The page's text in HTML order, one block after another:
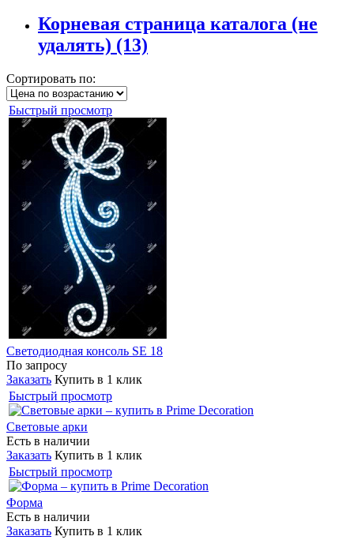
Корневая страница каталога (не
удалять) (13)
Сортировать по:
Быстрый просмотр
Светодиодная консоль SE 18
По запросу
Заказать Купить в 1 клик
Быстрый просмотр
Световые арки
Есть в наличии
Заказать Купить в 1 клик
Быстрый просмотр
Форма
Есть в наличии
Заказать Купить в 1 клик